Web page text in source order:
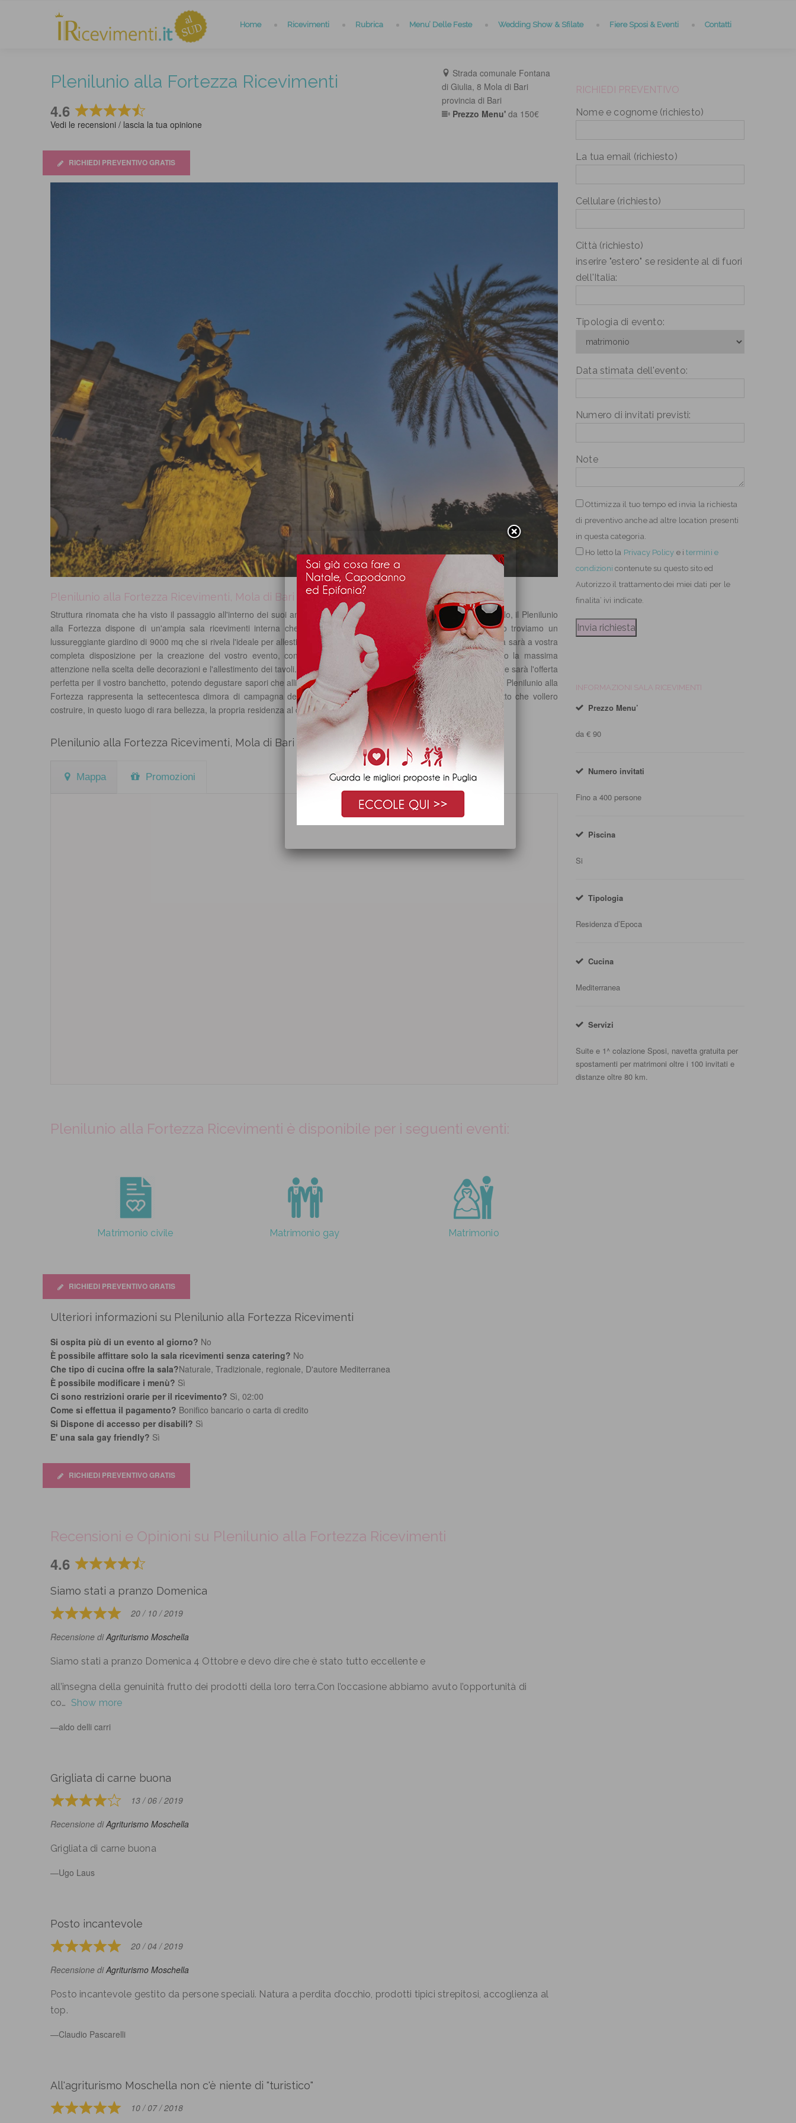
Home Ricevimenti Rubrica Menu’ Delle Feste Wedding Show & Sfilate Fiere Sposi & Eventi Contatti
Plenilunio alla Fortezza Ricevimenti
4.6
Rated
4.6
of
Vedi le recensioni / lascia la tua opinione
Strada comunale Fontana
di Giulia, 8 Mola di Bari
provincia di Bari
Prezzo Menu' da 150€
RICHIEDI PREVENTIVO GRATIS
Plenilunio alla Fortezza Ricevimenti, Mola di Bari provincia di Bari
Struttura rinomata che ha visto il passaggio all'interno dei suoi ambienti di personaggi noti della cultura e dello spettacolo, il Plenilunio
alla Fortezza dispone di un'ampia sala ricevimenti interna che può accogliere fino a 350 persone. Al suo esterno troviamo un
lussureggiante giardino di 9000 mq che si rivela l'ideale per allestirvi un ricco e invitante buffet. Il personale della struttura sarà a vostra
completa disposizione per la creazione del vostro evento, consentendo di personalizzarne i vari aspetti e ponendo la massima
attenzione nella scelta delle decorazioni e l'allestimento dei tavoli. La rinomata tradizione gastronomica del territorio locale sarà l'offerta
perfetta per il vostro banchetto, potendo degustare sapori che allieteranno anche il palato del vostro ospite più esigente. Plenilunio alla
Fortezza rappresenta la settecentesca dimora di campagna dei baroni Giuseppe Onofrio e Francesco Noya di Bitetto che vollero
costruire, in questo luogo di rara bellezza, la propria residenza al di fuori della cittadina di Mola di Bari.
Plenilunio alla Fortezza Ricevimenti, Mola di Bari provincia di Bari
Mappa Promozioni
Plenilunio alla Fortezza Ricevimenti è disponibile per i seguenti eventi:
Matrimonio civile Matrimonio gay Matrimonio
RICHIEDI PREVENTIVO GRATIS
Ulteriori informazioni su Plenilunio alla Fortezza Ricevimenti
Si ospita più di un evento al giorno? No
È possibile affittare solo la sala ricevimenti senza catering? No
Che tipo di cucina offre la sala?Naturale, Tradizionale, regionale, D'autore Mediterranea
È possibile modificare i menù? Sì
Ci sono restrizioni orarie per il ricevimento? Sì, 02:00
Come si effettua il pagamento? Bonifico bancario o carta di credito
Si Dispone di accesso per disabili? Sì
E' una sala gay friendly? Sì
RICHIEDI PREVENTIVO GRATIS
Recensioni e Opinioni su Plenilunio alla Fortezza Ricevimenti
4.6
Rated
out
of
Siamo stati a pranzo Domenica
Rated
5
of
20 / 10 / 2019
Recensione diAgriturismo Moschella
Siamo stati a pranzo Domenica 4 Ottobre e devo dire che è stato tutto eccellente e
all’insegna della genuinità frutto dei prodotti della loro terra.Con l’occasione abbiamo avuto l’opportunità di
co
Show more
aldo delli carri
Grigliata di carne buona
Rated
4
of
13 / 06 / 2019
Recensione diAgriturismo Moschella
Grigliata di carne buona
Ugo Laus
Posto incantevole
Rated
5
of
5
20 / 04 / 2019
Recensione diAgriturismo Moschella
Posto incantevole gestito da persone speciali. Natura a perdita d’occhio, prodotti tipici strepitosi, accoglienza al
top.
Claudio Pascarelli
All'agriturismo Moschella non c'è niente di "turistico"
Rated
10 / 07 / 2018
RICHIEDI PREVENTIVO
Nome e cognome (richiesto)
La tua email (richiesto)
Cellulare (richiesto)
Città (richiesto)
inserire "estero" se residente al di fuori
dell'Italia:
Tipologia di evento:
Data stimata dell'evento:
Numero di invitati previsti:
Note
Ottimizza il tuo tempo ed invia la richiesta
di preventivo anche ad altre location presenti
in questa categoria.
Ho letto la Privacy Policy e itermini e
condizioni contenute su questo sito ed
Autorizzo il trattamento dei miei dati per le
finalita’ ivi indicate.
INFORMAZIONI SALA RICEVIMENTI
Prezzo Menu’
da € 90
Numero invitati
Fino a 400 persone
Piscina
Si
Tipologia
Residenza d’Epoca
Cucina
Mediterranea
Servizi
Suite e 1^ colazione Sposi, navetta gratuita per
spostamenti per matrimoni oltre i 100 invitati e
distanze oltre 80 km.